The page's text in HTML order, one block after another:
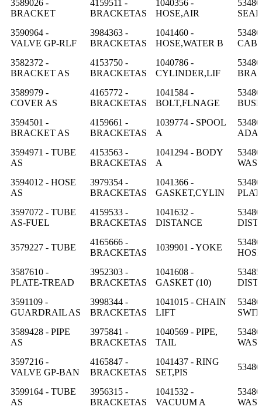
3589026 -
BRACKET
4159511 -
BRACKETAS
1040356 -
HOSE,AIR
SEAL
3590964 -
VALVE GP-RLF
3984363 -
BRACKETAS
1041460 -
HOSE,WATER B
3582372 -
BRACKET AS
4153750 -
BRACKETAS
1040786 -
CYLINDER,LIF
3589979 -
COVER AS
4165772 -
BRACKETAS
1041584 -
BOLT,FLNAGE
3594501 -
BRACKET AS
4159661 -
BRACKETAS
1039774 - SPOOL
A
3594971 - TUBE
AS
4153563 -
BRACKETAS
1041294 - BODY
A
3594012 - HOSE
AS
3979354 -
BRACKETAS
1041366 -
GASKET,CYLIN
3597072 - TUBE
AS-FUEL
4159533 -
BRACKETAS
1041632 -
DISTANCE
3579227 - TUBE
4165666 -
BRACKETAS
1039901 - YOKE
HOSE
3587610 -
PLATE-TREAD
3952303 -
BRACKETAS
1041608 -
GASKET (10)
3591109 -
GUARDRAIL AS
3998344 -
BRACKETAS
1041015 - CHAIN
LIFT
3589428 - PIPE
AS
3975841 -
BRACKETAS
1040569 - PIPE,
TAIL
3597216 -
VALVE GP-BAN
4165847 -
BRACKETAS
1041437 - RING
SET,PIS
3599164 - TUBE
AS
3956315 -
BRACKETAS
1041532 -
VACUUM A